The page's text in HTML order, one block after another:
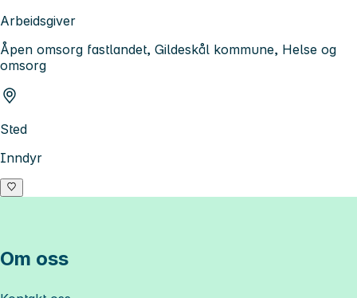
Arbeidsgiver
Åpen omsorg fastlandet, Gildeskål kommune, Helse og
omsorg
Sted
Inndyr
Om oss